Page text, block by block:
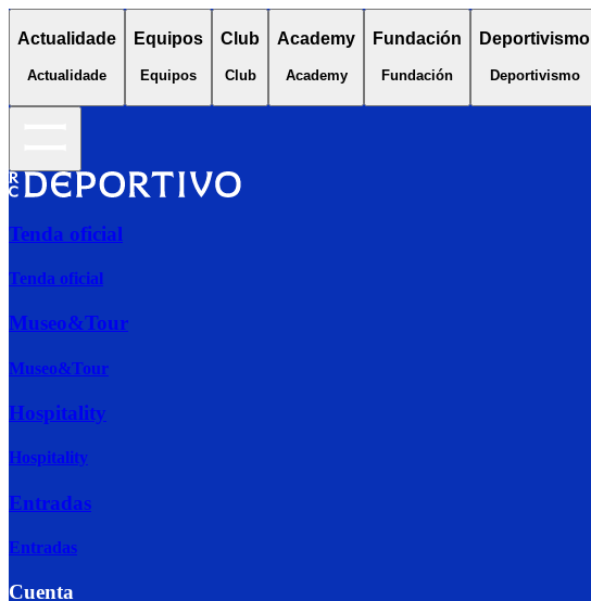
Actualidade
Actualidade
Equipos
Equipos
Club
Club
Academy
Academy
Fundación
Fundación
Deportivismo
Deportivismo
Tenda oficial
Tenda oficial
Museo&Tour
Museo&Tour
Hospitality
Hospitality
Entradas
Entradas
Cuenta